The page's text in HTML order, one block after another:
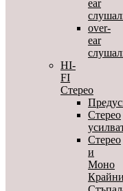
ear
over-
ear
HI-
FI
Стерео
Стерео
Стерео
и
Моно
Крайни